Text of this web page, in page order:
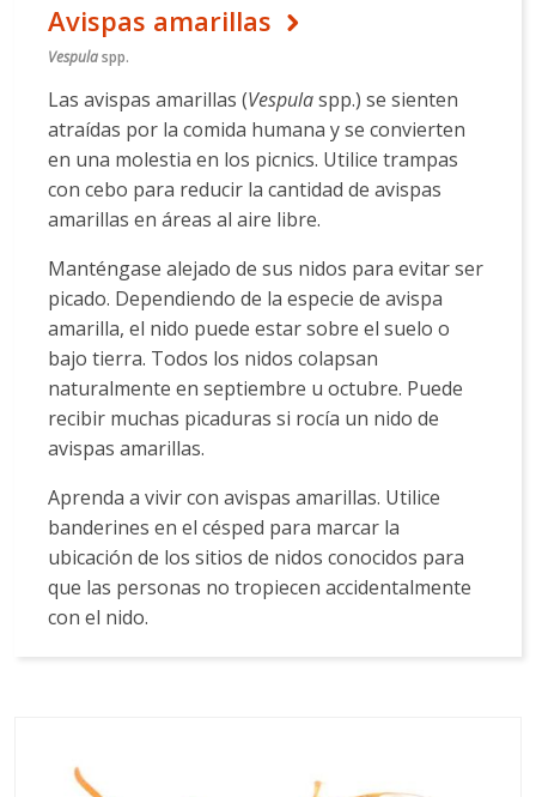
Avispas amarillas
Vespulaspp.
Las avispas amarillas (Vespulaspp.) se sienten
atraídas por la comida humana y se convierten
en una molestia en los picnics. Utilice trampas
con cebo para reducir la cantidad de avispas
amarillas en áreas al aire libre.
Manténgase alejado de sus nidos para evitar ser
picado. Dependiendo de la especie de avispa
amarilla, el nido puede estar sobre el suelo o
bajo tierra. Todos los nidos colapsan
naturalmente en septiembre u octubre. Puede
recibir muchas picaduras si rocía un nido de
avispas amarillas.
Aprenda a vivir con avispas amarillas. Utilice
banderines en el césped para marcar la
ubicación de los sitios de nidos conocidos para
que las personas no tropiecen accidentalmente
con el nido.